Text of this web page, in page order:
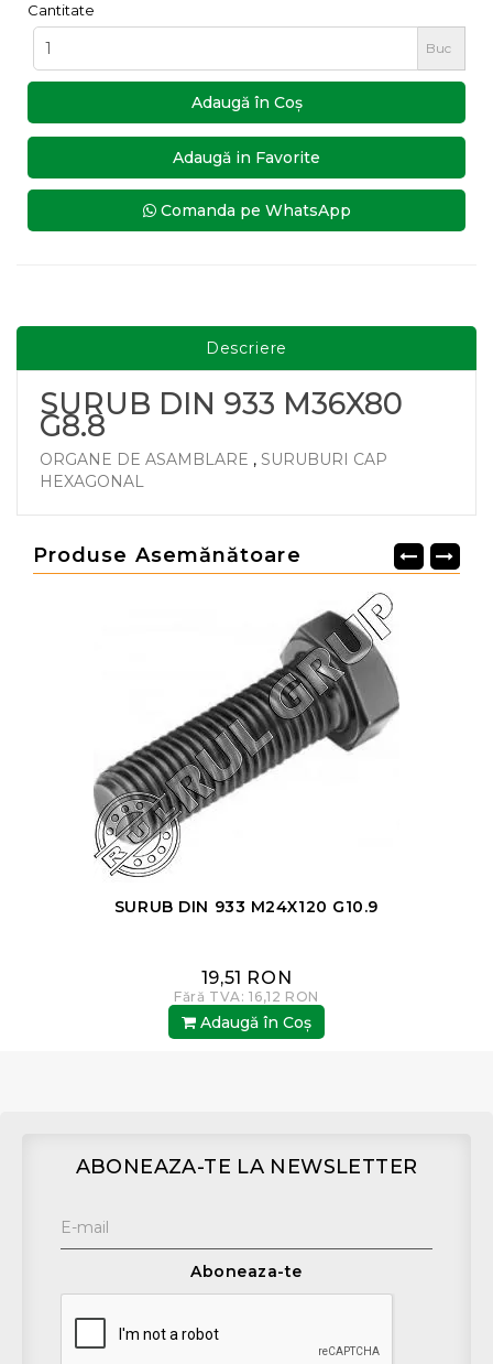
Cantitate
Buc
Adaugă în Coş
Adaugă in Favorite
Comanda pe WhatsApp
Descriere
SURUB DIN 933 M36X80
G8.8
ORGANE DE ASAMBLARE , SURUBURI CAP
HEXAGONAL
Produse Asemănătoare
SURUB DIN 933 M24X120 G10.9
19,51 RON
Fără TVA: 16,12 RON
Adaugă în Coş
ABONEAZA-TE LA NEWSLETTER
Aboneaza-te